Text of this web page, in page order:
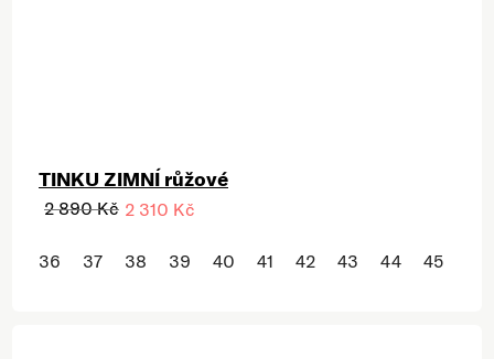
TINKU ZIMNÍ růžové
2 890 Kč 2 310 Kč
36 37 38 39 40 41 42 43 44 45